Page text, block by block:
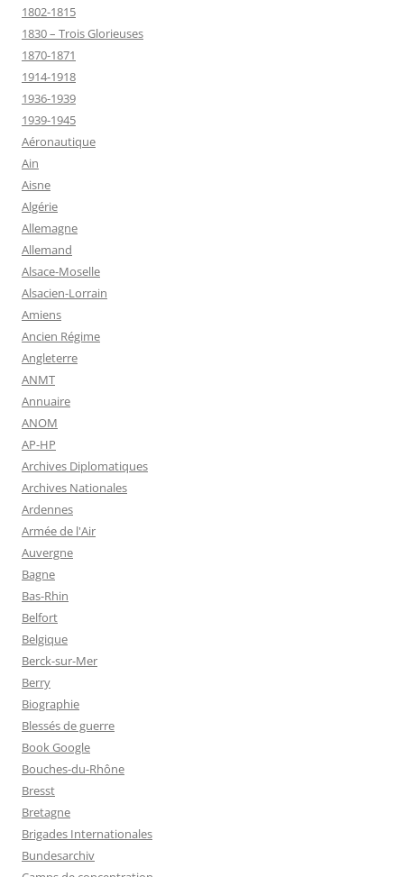
1802-1815
1830 – Trois Glorieuses
1870-1871
1914-1918
1936-1939
1939-1945
Aéronautique
Ain
Aisne
Algérie
Allemagne
Allemand
Alsace-Moselle
Alsacien-Lorrain
Amiens
Ancien Régime
Angleterre
ANMT
Annuaire
ANOM
AP-HP
Archives Diplomatiques
Archives Nationales
Ardennes
Armée de l'Air
Auvergne
Bagne
Bas-Rhin
Belfort
Belgique
Berck-sur-Mer
Berry
Biographie
Blessés de guerre
Book Google
Bouches-du-Rhône
Bresst
Bretagne
Brigades Internationales
Bundesarchiv